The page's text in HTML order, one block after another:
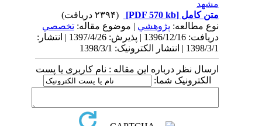
مشهد
متن کامل[PDF 570 kb]
نوع مطالعه:پژوهشي| موضوع مقاله:تخصصي
دریافت: 1396/12/16 | پذیرش: 1397/4/26 | انتشار:
1398/3/1 | انتشار الکترونیک: 1398/3/1
ارسال نظر درباره این مقاله : نام کاربری یا پست
الکترونیک شما: